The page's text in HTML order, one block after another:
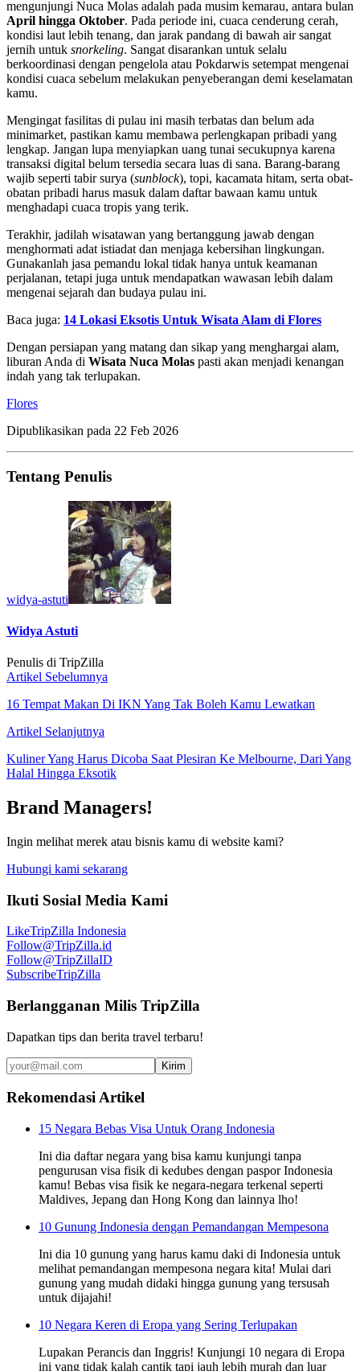
mengunjungi Nuca Molas adalah pada musim kemarau, antara bulan
April hingga Oktober. Pada periode ini, cuaca cenderung cerah,
kondisi laut lebih tenang, dan jarak pandang di bawah air sangat
jernih untuk snorkeling. Sangat disarankan untuk selalu
berkoordinasi dengan pengelola atau Pokdarwis setempat mengenai
kondisi cuaca sebelum melakukan penyeberangan demi keselamatan
kamu.
Mengingat fasilitas di pulau ini masih terbatas dan belum ada
minimarket, pastikan kamu membawa perlengkapan pribadi yang
lengkap. Jangan lupa menyiapkan uang tunai secukupnya karena
transaksi digital belum tersedia secara luas di sana. Barang-barang
wajib seperti tabir surya (sunblock), topi, kacamata hitam, serta obat-
obatan pribadi harus masuk dalam daftar bawaan kamu untuk
menghadapi cuaca tropis yang terik.
Terakhir, jadilah wisatawan yang bertanggung jawab dengan
menghormati adat istiadat dan menjaga kebersihan lingkungan.
Gunakanlah jasa pemandu lokal tidak hanya untuk keamanan
perjalanan, tetapi juga untuk mendapatkan wawasan lebih dalam
mengenai sejarah dan budaya pulau ini.
Baca juga: 14 Lokasi Eksotis Untuk Wisata Alam di Flores
Dengan persiapan yang matang dan sikap yang menghargai alam,
liburan Anda di Wisata Nuca Molas pasti akan menjadi kenangan
indah yang tak terlupakan.
Flores
Dipublikasikan pada 22 Feb 2026
Tentang Penulis
widya-astuti
Widya Astuti
Penulis di TripZilla
Artikel Sebelumnya
16 Tempat Makan Di IKN Yang Tak Boleh Kamu Lewatkan
Artikel Selanjutnya
Kuliner Yang Harus Dicoba Saat Plesiran Ke Melbourne, Dari Yang
Halal Hingga Eksotik
Brand Managers!
Ingin melihat merek atau bisnis kamu di website kami?
Hubungi kami sekarang
Ikuti Sosial Media Kami
LikeTripZilla Indonesia
Follow@TripZilla.id
Follow@TripZillaID
SubscribeTripZilla
Berlangganan Milis TripZilla
Dapatkan tips dan berita travel terbaru!
Kirim
Rekomendasi Artikel
15 Negara Bebas Visa Untuk Orang Indonesia
Ini dia daftar negara yang bisa kamu kunjungi tanpa
pengurusan visa fisik di kedubes dengan paspor Indonesia
kamu! Bebas visa fisik ke negara-negara terkenal seperti
Maldives, Jepang dan Hong Kong dan lainnya lho!
10 Gunung Indonesia dengan Pemandangan Mempesona
Ini dia 10 gunung yang harus kamu daki di Indonesia untuk
melihat pemandangan mempesona negara kita! Mulai dari
gunung yang mudah didaki hingga gunung yang tersusah
untuk dijajahi!
10 Negara Keren di Eropa yang Sering Terlupakan
Lupakan Perancis dan Inggris! Kunjungi 10 negara di Eropa
ini yang tidak kalah cantik tapi jauh lebih murah dan luar